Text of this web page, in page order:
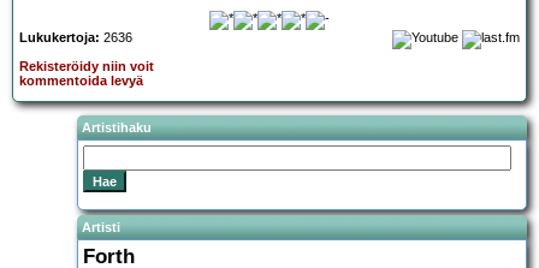
Lukukertoja: 2636
Rekisteröidy niin voit
kommentoida levyä
Artistihaku
Artisti
Forth